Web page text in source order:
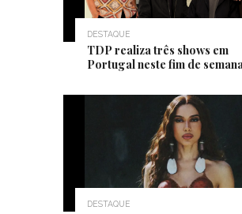
DESTAQUE
TDP realiza três shows em
Portugal neste fim de
DESTAQUE